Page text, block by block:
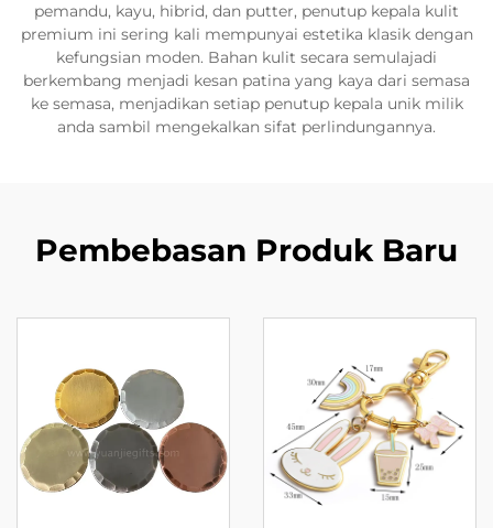
pemandu, kayu, hibrid, dan putter, penutup kepala kulit
premium ini sering kali mempunyai estetika klasik dengan
kefungsian moden. Bahan kulit secara semulajadi
berkembang menjadi kesan patina yang kaya dari semasa
ke semasa, menjadikan setiap penutup kepala unik milik
anda sambil mengekalkan sifat perlindungannya.
Pembebasan Produk Baru